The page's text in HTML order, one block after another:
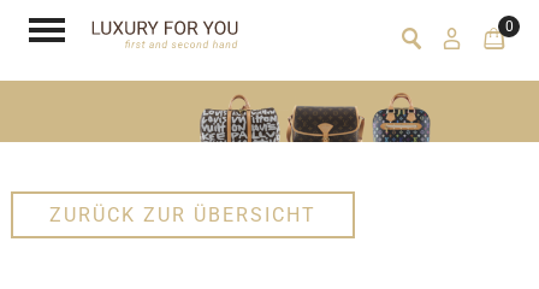
0
ZURÜCK ZUR ÜBERSICHT